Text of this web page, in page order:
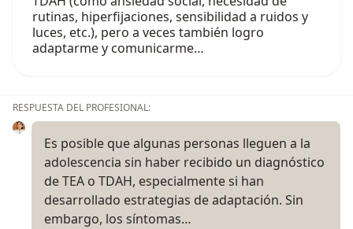
rutinas, hiperfijaciones, sensibilidad a ruidos y
luces, etc.), pero a veces también logro
adaptarme y comunicarme…
RESPUESTA DEL PROFESIONAL:
Es posible que algunas personas lleguen a la
adolescencia sin haber recibido un diagnóstico
de TEA o TDAH, especialmente si han
desarrollado estrategias de adaptación. Sin
embargo, los síntomas…